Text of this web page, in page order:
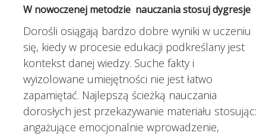
W nowoczenej metodzie nauczania stosuj dygresje
Dorośli osiągają bardzo dobre wyniki w uczeniu
się, kiedy w procesie edukacji podkreślany jest
kontekst danej wiedzy. Suche fakty i
wyizolowane umiejętności nie jest łatwo
zapamiętać. Najlepszą ścieżką nauczania
dorosłych jest przekazywanie materiału stosując:
angażujące emocjonalnie wprowadzenie,